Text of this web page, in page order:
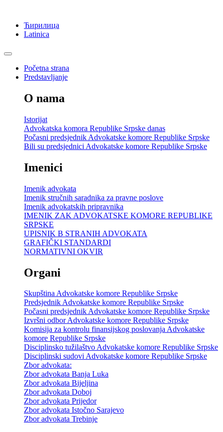
Ћирилица
Latinica
Početna strana
Predstavljanje
O nama
Istorijat
Advokatska komora Republike Srpske danas
Počasni predsjednik Advokatske komore Republike Srpske
Bili su predsjednici Advokatske komore Republike Srpske
Imenici
Imenik advokata
Imenik stručnih saradnika za pravne poslove
Imenik advokatskih pripravnika
IMENIK ZAK ADVOKATSKE KOMORE REPUBLIKE
SRPSKE
UPISNIK B STRANIH ADVOKATA
GRAFIČKI STANDARDI
NORMATIVNI OKVIR
Organi
Skupština Advokatske komore Republike Srpske
Predsjednik Advokatske komore Republike Srpske
Počasni predsjednik Advokatske komore Republike Srpske
Izvršni odbor Advokatske komore Republike Srpske
Komisija za kontrolu finansijskog poslovanja Advokatske
komore Republike Srpske
Disciplinsko tužilaštvo Advokatske komore Republike Srpske
Disciplinski sudovi Advokatske komore Republike Srpske
Zbor advokata:
Zbor advokata Banja Luka
Zbor advokata Bijeljina
Zbor advokata Doboj
Zbor advokata Prijedor
Zbor advokata Istočno Sarajevo
Zbor advokata Trebinje